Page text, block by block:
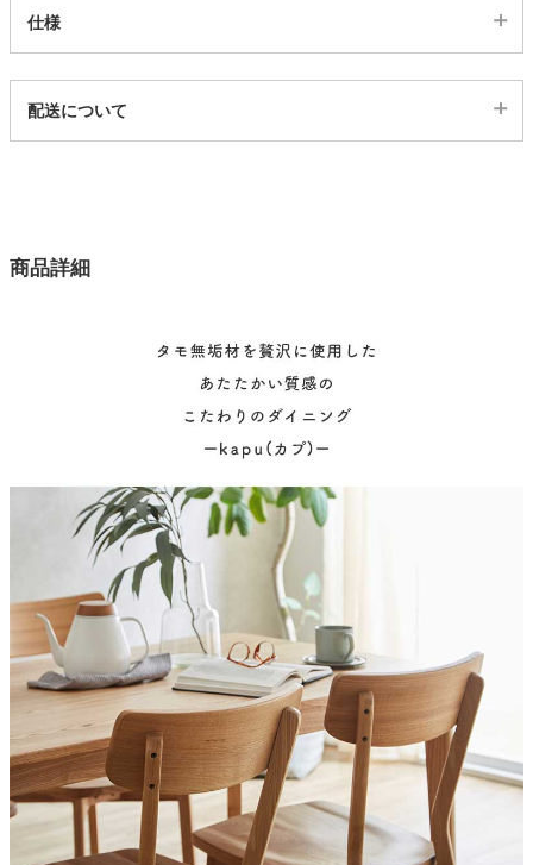
タワー
仕様
5ds03003293
1色
塗装
ウレタン塗装
チェアサイズ
43x54x80(cm)
座面高
42(cm)
中国
配送について
商品詳細